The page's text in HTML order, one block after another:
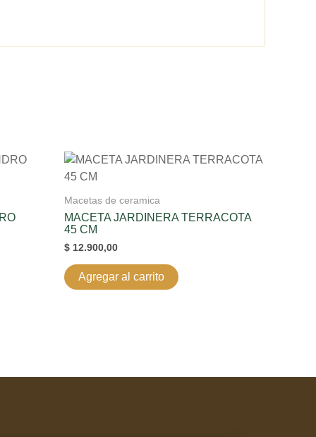
Macetas de ceramica
MACETA JARDINERA TERRACOTA
45 CM
$ 12.900,00
Agregar al carrito